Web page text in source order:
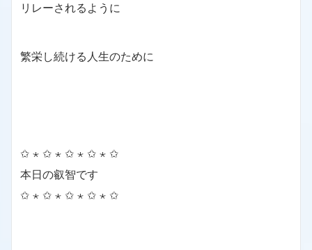
リレーされるように
繁栄し続ける人生のために
✩ ⋆ ✩ ⋆ ✩ ⋆ ✩ ⋆ ✩
本日の叡智です
✩ ⋆ ✩ ⋆ ✩ ⋆ ✩ ⋆ ✩